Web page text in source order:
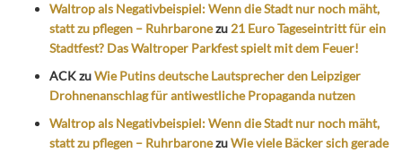
Waltrop als Negativbeispiel: Wenn die Stadt nur noch mäht,
statt zu pflegen – Ruhrbaronezu 21 Euro Tageseintritt für ein
Stadtfest? Das Waltroper Parkfest spielt mit dem Feuer!
ACKzuWie Putins deutsche Lautsprecher den Leipziger
Drohnenanschlag für antiwestliche Propaganda nutzen
Waltrop als Negativbeispiel: Wenn die Stadt nur noch mäht,
statt zu pflegen – RuhrbaronezuWie viele Bäcker sich gerade